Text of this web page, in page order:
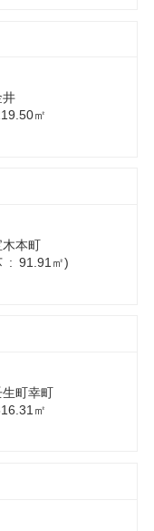
井
㎡
本町
: 91.91㎡)
町幸町
㎡